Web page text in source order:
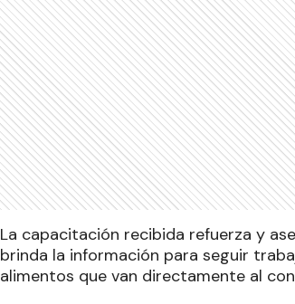
La capacitación recibida refuerza y
brinda la información para seguir
alimentos que van directamente al